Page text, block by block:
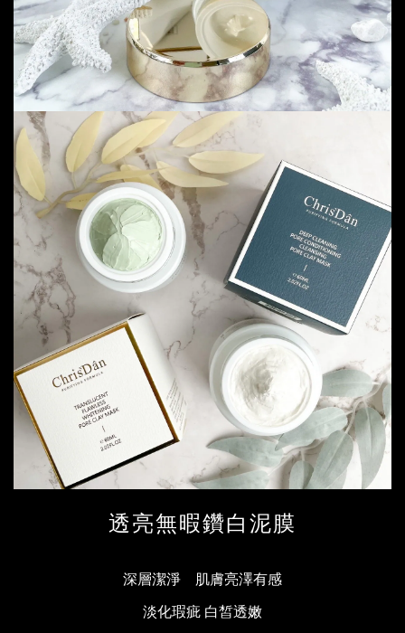
透亮無暇鑽白泥膜
深層潔淨 肌膚亮澤有感
淡化瑕疵 白皙透嫩